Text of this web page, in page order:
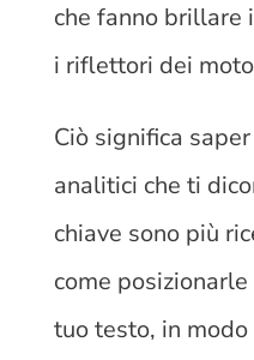
che fanno brillare
i riflettori dei
Ciò significa
analitici che ti
chiave sono più
come
tuo testo, in